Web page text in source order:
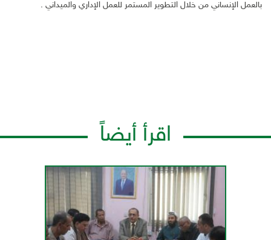
بالعمل الإنساني من خلال التطوير المستمر للعمل الإداري والميداني .
اقرأ أيضاً